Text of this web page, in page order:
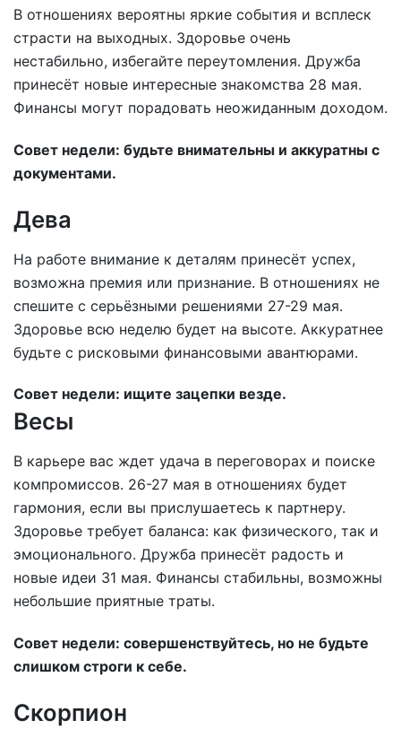
В отношениях вероятны яркие события и всплеск
страсти на выходных. Здоровье очень
нестабильно, избегайте переутомления. Дружба
принесёт новые интересные знакомства 28 мая.
Финансы могут порадовать неожиданным доходом.
Совет недели: будьте внимательны и аккуратны с
документами.
Дева
На работе внимание к деталям принесёт успех,
возможна премия или признание. В отношениях не
спешите с серьёзными решениями 27-29 мая.
Здоровье всю неделю будет на высоте. Аккуратнее
будьте с рисковыми финансовыми авантюрами.
Совет недели: ищите зацепки везде.
Весы
В карьере вас ждет удача в переговорах и поиске
компромиссов. 26-27 мая в отношениях будет
гармония, если вы прислушаетесь к партнеру.
Здоровье требует баланса: как физического, так и
эмоционального. Дружба принесёт радость и
новые идеи 31 мая. Финансы стабильны, возможны
небольшие приятные траты.
Совет недели: совершенствуйтесь, но не будьте
слишком строги к себе.
Скорпион